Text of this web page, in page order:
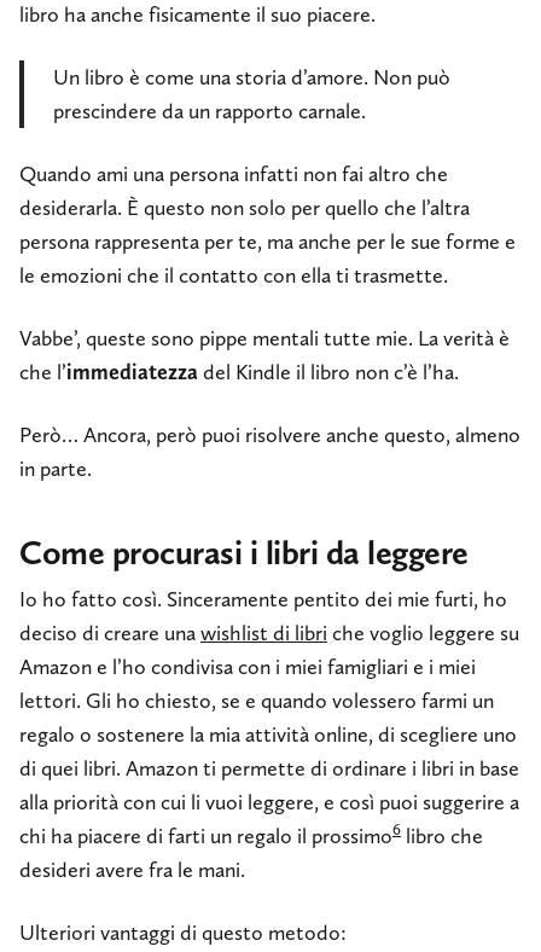
libro ha anche fisicamente il suo piacere.
Un libro è come una storia d’amore. Non può
prescindere da un rapporto carnale.
Quando ami una persona infatti non fai altro che
desiderarla. È questo non solo per quello che l’altra
persona rappresenta per te, ma anche per le sue forme e
le emozioni che il contatto con ella ti trasmette.
Vabbe’, queste sono pippe mentali tutte mie. La verità è
che l’immediatezzadel Kindle il libro non c’è l’ha.
Però… Ancora, però puoi risolvere anche questo, almeno
in parte.
Come procurasi i libri da leggere
Io ho fatto così. Sinceramente pentito dei mie furti, ho
deciso di creare unawishlist di libri che voglio leggere su
Amazon e l’ho condivisa con i miei famigliari e i miei
lettori. Gli ho chiesto, se e quando volessero farmi un
regalo o sostenere la mia attività online, di scegliere uno
di quei libri. Amazon ti permette di ordinare i libri in base
alla priorità con cui li vuoi leggere, e così puoi suggerire a
chi ha piacere di farti un regalo il prossimo6 libro che
desideri avere fra le mani.
Ulteriori vantaggi di questo metodo: